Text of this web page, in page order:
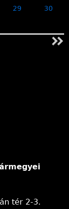
29 30
tér 2-3.